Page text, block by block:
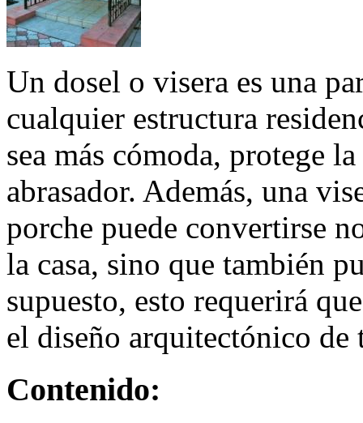
Un dosel o visera es una
cualquier estructura
sea más cómoda, protege
abrasador. Además, una
porche puede convertirse
la casa, sino que también
supuesto, esto requerirá
el diseño arquitectónico
Contenido: